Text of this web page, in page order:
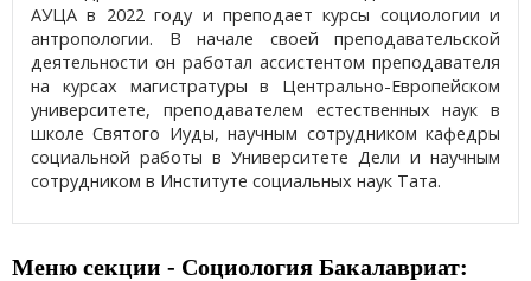
АУЦА в 2022 году и преподает курсы социологии и
антропологии. В начале своей преподавательской
деятельности он работал ассистентом преподавателя
на курсах магистратуры в Центрально-Европейском
университете, преподавателем естественных наук в
школе Святого Иуды, научным сотрудником кафедры
социальной работы в Университете Дели и научным
сотрудником в Институте социальных наук Тата.
Меню cекции - Социология Бакалавриат: